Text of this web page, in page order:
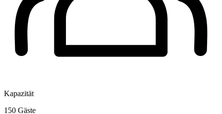
Kapazität
150 Gäste